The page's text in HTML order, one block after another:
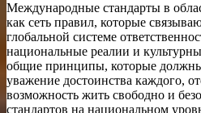
Международные стандарты в
как сеть правил, которые
глобальной системе
национальные реалии и
общие принципы, которые
уважение достоинства каждого,
возможность жить свободно и
стандартов на национальном